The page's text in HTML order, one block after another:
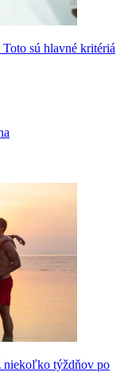
sú hlavné kritériá
niekoľko týždňov po